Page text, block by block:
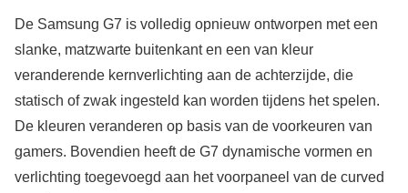
De Samsung G7 is volledig opnieuw ontworpen met een
slanke, matzwarte buitenkant en een van kleur
veranderende kernverlichting aan de achterzijde, die
statisch of zwak ingesteld kan worden tijdens het spelen.
De kleuren veranderen op basis van de voorkeuren van
gamers. Bovendien heeft de G7 dynamische vormen en
verlichting toegevoegd aan het voorpaneel van de curved